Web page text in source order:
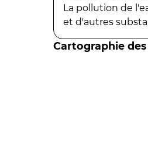
La pollution de
et d'autres
Cartographie